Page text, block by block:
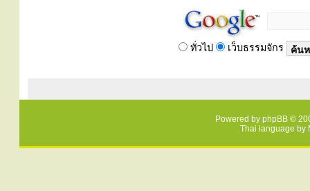
ทั่วไป เว็บธรรมจักร
Powered by phpBB ©
Thai language by